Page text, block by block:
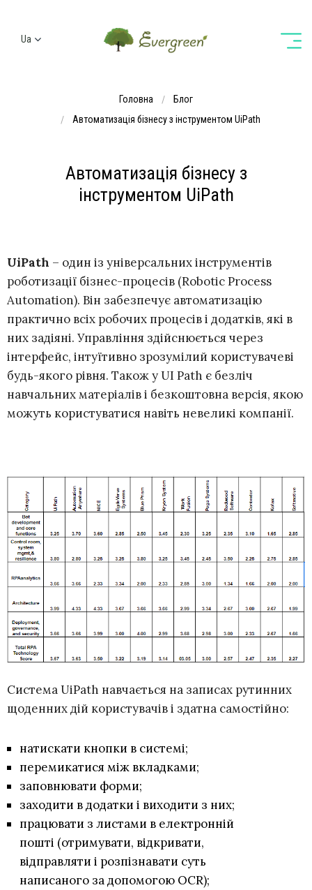
Ua
Головна
Блог
Автоматизація бізнесу з інструментом UiPath
Автоматизація бізнесу з
інструментом UiPath
UiPath – один із універсальних інструментів
роботизації бізнес-процесів (Robotic Process
Automation). Він забезпечує автоматизацію
практично всіх робочих процесів і додатків, які в
них задіяні. Управління здійснюється через
інтерфейс, інтуїтивно зрозумілий користувачеві
будь-якого рівня. Також у UI Path є безліч
навчальних матеріалів і безкоштовна версія, якою
можуть користуватися навіть невеликі компанії.
Система UiPath навчається на записах рутинних
щоденних дій користувачів і здатна самостійно:
натискати кнопки в системі;
перемикатися між вкладками;
заповнювати форми;
заходити в додатки і виходити з них;
працювати з листами в електронній
пошті (отримувати, відкривати,
відправляти і розпізнавати суть
написаного за допомогою OCR);